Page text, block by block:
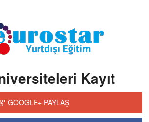
Kayıt
GOOGLE+ PAYLAŞ